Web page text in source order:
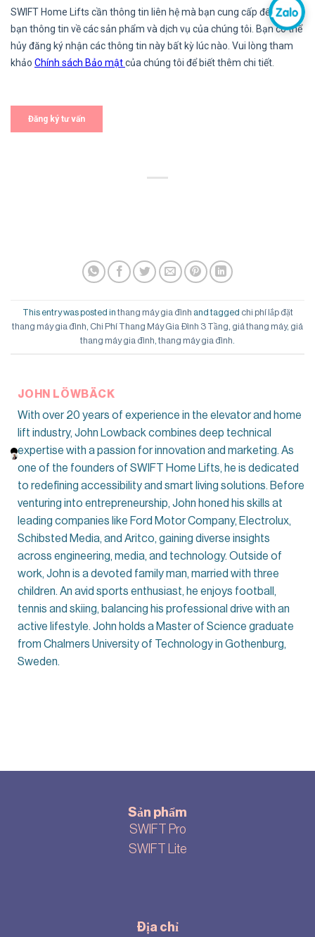
This entry was posted in thang máy gia đình and tagged chi phí lắp đặt
thang máy gia đình Chi Phí Thang Máy Gia Đình 3 Tầng giá thang máy, giá
thang máy gia đình thang máy gia đình
JOHN LÖWBÄCK
With over 20 years of experience in the elevator and home
lift industry, John Lowback combines deep technical
expertise with a passion for innovation and marketing. As
one of the founders of SWIFT Home Lifts, he is dedicated
to redefining accessibility and smart living solutions. Before
venturing into entrepreneurship, John honed his skills at
leading companies like Ford Motor Company, Electrolux,
Schibsted Media, and Aritco, gaining diverse insights
across engineering, media, and technology. Outside of
work, John is a devoted family man, married with three
children. An avid sports enthusiast, he enjoys football,
tennis and skiing, balancing his professional drive with an
active lifestyle. John holds a Master of Science graduate
from Chalmers University of Technology in Gothenburg,
Sweden.
Sản phẩm
SWIFT Pro
SWIFT Lite
Địa chỉ